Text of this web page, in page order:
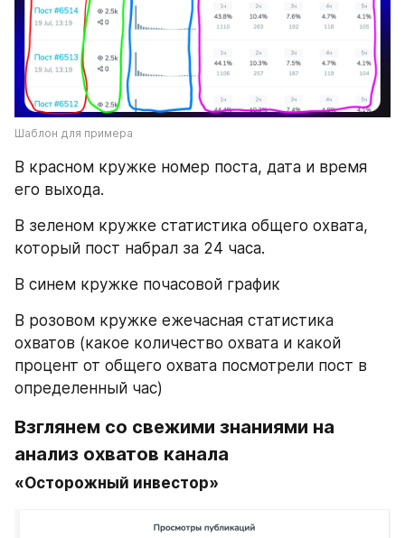
Шаблон для примера
В красном кружке номер поста, дата и время
его выхода.
В зеленом кружке статистика общего охвата,
который пост набрал за 24 часа.
В синем кружке почасовой график
В розовом кружке ежечасная статистика
охватов (какое количество охвата и какой
процент от общего охвата посмотрели пост в
определенный час)
Взглянем со свежими знаниями на
анализ охватов канала
«Осторожный инвестор»